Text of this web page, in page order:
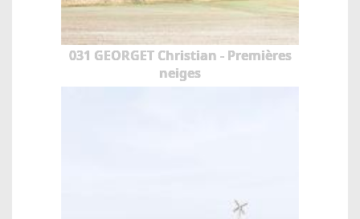
031 GEORGET Christian - Premières
neiges